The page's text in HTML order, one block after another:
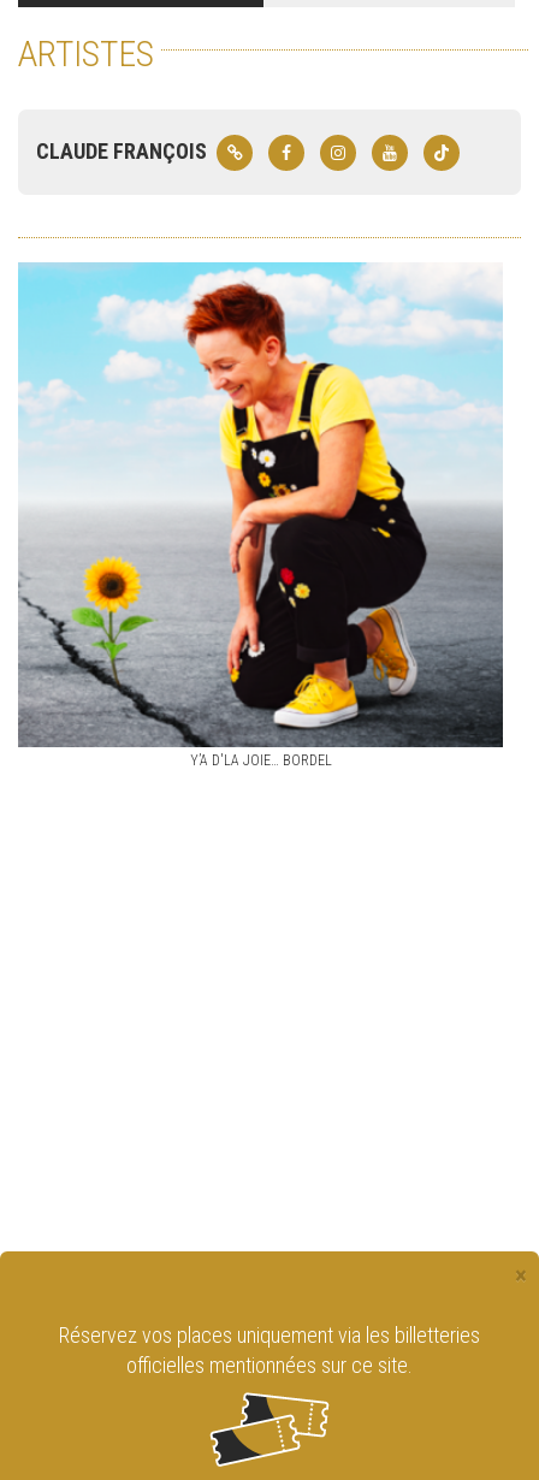
ARTISTES
CLAUDE FRANÇOIS
Y’A D'LA JOIE… BORDEL
×
Réservez vos places uniquement via les billetteries
officielles mentionnées sur ce site.